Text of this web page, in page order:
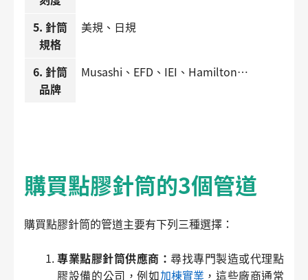
搜尋
5. 針筒
規格
美規、日規
6. 針筒
品牌
Musashi、EFD、IEI、Hamilton…
購買點膠針筒的3個管道
購買點膠針筒的管道主要有下列三種選擇：
專業點膠針筒供應商：尋找專門製造或代理點
膠設備的公司，例如加棟實業 ，這些廠商通常